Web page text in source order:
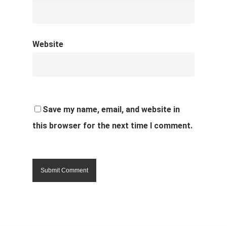
Website
Save my name, email, and website in
this browser for the next time I comment.